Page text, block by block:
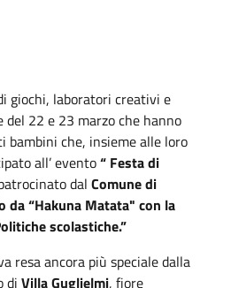
giochi, laboratori creativi e
del 22 e 23 marzo che hanno
che, insieme alle loro
all’ evento“ Festa di
dal Comune di
da “Hakuna Matata" con la
scolastiche.”
resa ancora più speciale dalla
di Villa Guglielmi, fiore